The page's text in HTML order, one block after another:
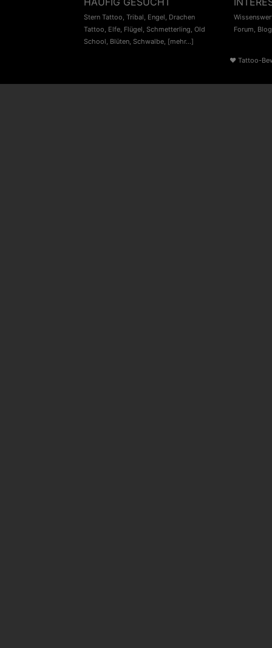
Stern Tattoo, Tribal, Engel, Drachen
Tattoo, Elfe, Flügel, Schmetterling, Old
School, Blüten, Schwalbe, [mehr...]
Forum, Blog
♥ Tattoo-